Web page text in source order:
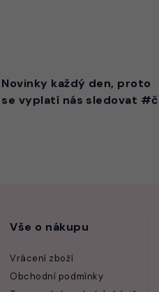
Novinky každý den, proto
se vyplatí nás sledovat
Vše o nákupu
Vrácení zboží
Obchodní podmínky